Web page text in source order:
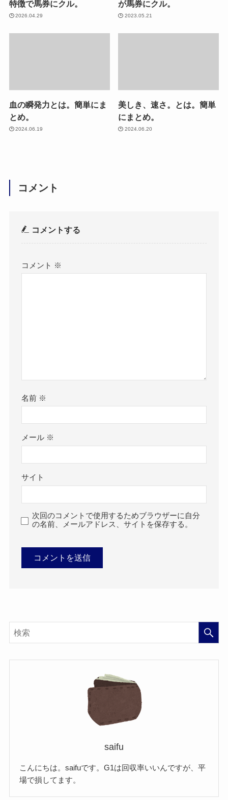
特徴で馬券にクル。
2026.04.29
が馬券にクル。
2023.05.21
血の瞬発力とは。簡単にま
とめ。
2024.06.19
美しき、速さ。とは。簡単
にまとめ。
2024.06.20
コメント
コメントする
コメント ※
名前 ※
メール ※
サイト
次回のコメントで使用するためブラウザーに自分
の名前、メールアドレス、サイトを保存する。
saifu
こんにちは。saifuです。G1は回収率いいんですが、平
場で損してます。